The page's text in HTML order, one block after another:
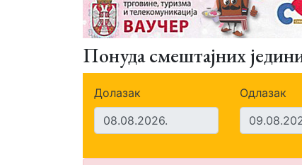
Понуда смештајних
Долазак Одлазак